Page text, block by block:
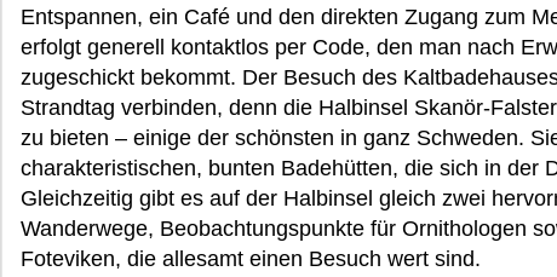
Entspannen, ein Café und den direkten Zugang zum
erfolgt generell kontaktlos per Code, den man nach
zugeschickt bekommt. Der Besuch des
Strandtag verbinden, denn die Halbinsel Skanör-
zu bieten – einige der schönsten in ganz Schweden.
charakteristischen, bunten Badehütten, die sich in der
Gleichzeitig gibt es auf der Halbinsel gleich zwei
Wanderwege, Beobachtungspunkte für Ornithologen
Foteviken, die allesamt einen Besuch wert sind.